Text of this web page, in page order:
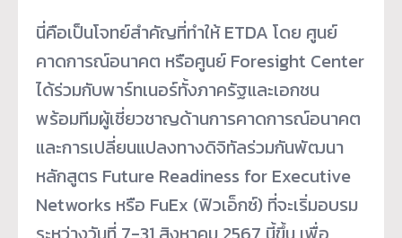
นี่คือเป็นโจทย์สำคัญที่ทำให้ ETDA โดย ศูนย์
คาดการณ์อนาคต หรือศูนย์ Foresight Center
ได้ร่วมกับพาร์ทเนอร์ทั้งภาครัฐและเอกชน
พร้อมทีมผู้เชี่ยวชาญด้านการคาดการณ์อนาคต
และการเปลี่ยนแปลงทางดิจิทัลร่วมกันพัฒนา
หลักสูตร Future Readiness for Executive
Networks หรือ FuEx (ฟิวเอ็กซ์) ที่จะเริ่มอบรม